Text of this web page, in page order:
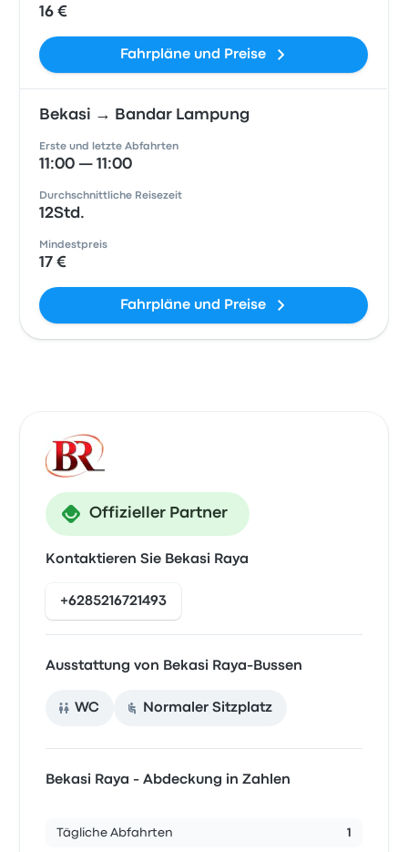
16 €
Fahrpläne und Preise
Bekasi → Bandar Lampung
Erste und letzte Abfahrten
11:00 — 11:00
Durchschnittliche Reisezeit
12Std.
Mindestpreis
17 €
Fahrpläne und Preise
Offizieller Partner
Kontaktieren Sie Bekasi Raya
+6285216721493
Ausstattung von Bekasi Raya-Bussen
WC Normaler Sitzplatz
Bekasi Raya - Abdeckung in Zahlen
Tägliche Abfahrten 1